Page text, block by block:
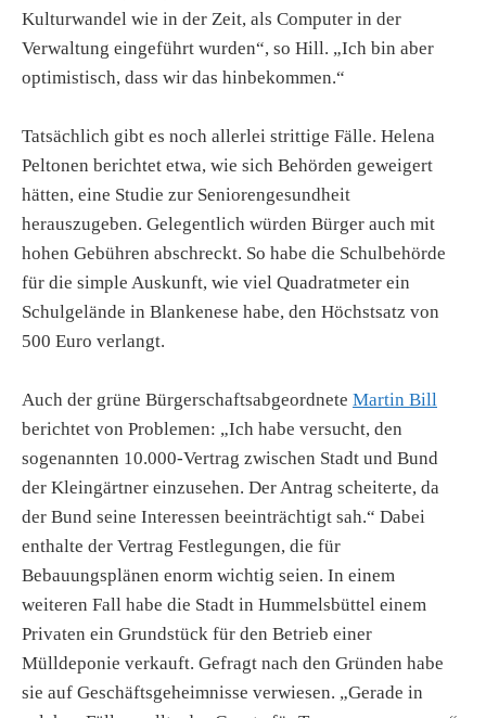
Kulturwandel wie in der Zeit, als Computer in der
Verwaltung eingeführt wurden“, so Hill. „Ich bin aber
optimistisch, dass wir das hinbekommen.“
Tatsächlich gibt es noch allerlei strittige Fälle. Helena
Peltonen berichtet etwa, wie sich Behörden geweigert
hätten, eine Studie zur Seniorengesundheit
herauszugeben. Gelegentlich würden Bürger auch mit
hohen Gebühren abschreckt. So habe die Schulbehörde
für die simple Auskunft, wie viel Quadratmeter ein
Schulgelände in Blankenese habe, den Höchstsatz von
500 Euro verlangt.
Auch der grüne Bürgerschaftsabgeordnete Martin Bill
berichtet von Problemen: „Ich habe versucht, den
sogenannten 10.000-Vertrag zwischen Stadt und Bund
der Kleingärtner einzusehen. Der Antrag scheiterte, da
der Bund seine Interessen beeinträchtigt sah.“ Dabei
enthalte der Vertrag Festlegungen, die für
Bebauungsplänen enorm wichtig seien. In einem
weiteren Fall habe die Stadt in Hummelsbüttel einem
Privaten ein Grundstück für den Betrieb einer
Mülldeponie verkauft. Gefragt nach den Gründen habe
sie auf Geschäftsgeheimnisse verwiesen. „Gerade in